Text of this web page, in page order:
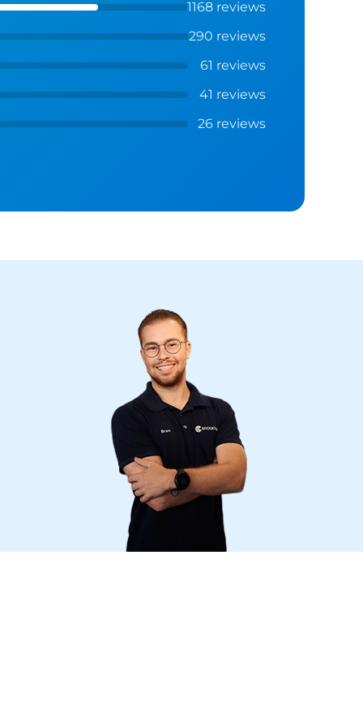
1168 reviews
290 reviews
61 reviews
41 reviews
26 reviews